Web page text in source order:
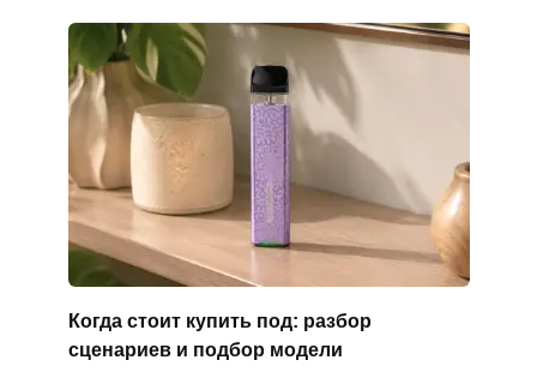
Когда стоит купить под: разбор
сценариев и подбор модели